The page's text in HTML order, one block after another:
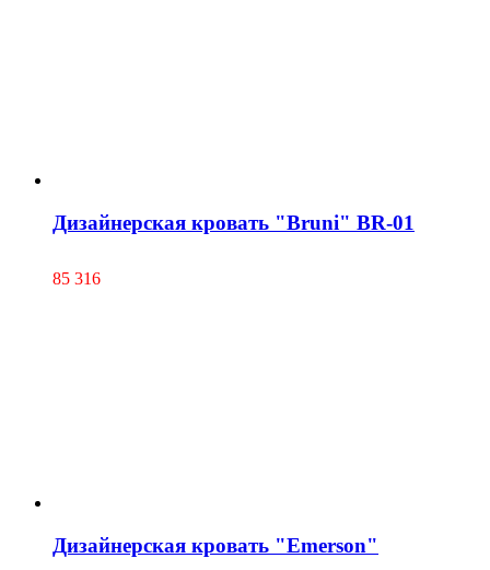
Дизайнерская кровать "Bruni" BR-01
85 316
Дизайнерская кровать "Emerson"